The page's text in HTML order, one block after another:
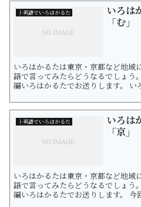
├英語でいろはかるた
いろは
「む」
いろはかるたは東京・京都など地域
語で言ってみたらどうなるでしょう
編いろはかるたでお送りします。 いろはかるたの「む」は一体なん
まり理にかなわないことがまかり通
行われなくなるということです。 このことわざは「力は正義なり」
とも言...
├英語でいろはかるた
いろは
「京」
いろはかるたは東京・京都など地域
語で言ってみたらどうなるでしょう
編いろはかるたでお送りします。 今回でいよいよ最後。さて、 いろ